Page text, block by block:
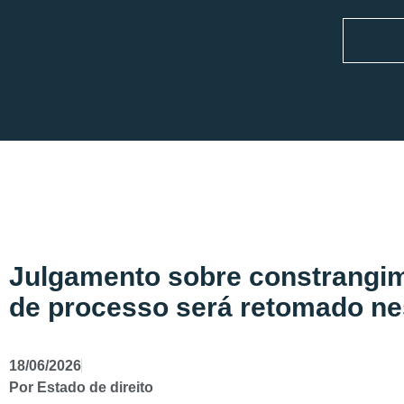
Julgamento sobre
de processo será retomado
18/06/2026
Por Estado de direito